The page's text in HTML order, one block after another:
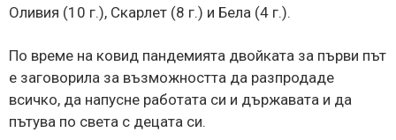
Оливия (10 г.), Скарлет (8 г.) и Бела (4 г.).
По време на ковид пандемията двойката за първи път
е заговорила за възможността да разпродаде
всичко, да напусне работата си и държавата и да
пътува по света с децата си.